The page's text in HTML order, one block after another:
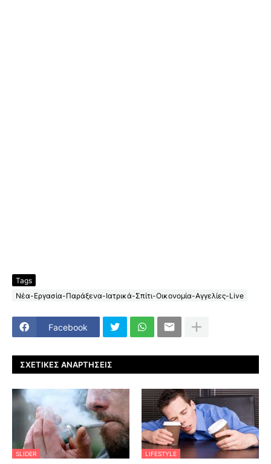
Tags
Νέα-Εργασία-Παράξενα-Ιατρικά-Σπίτι-Οικονομία-Αγγελίες-Live
Facebook
ΣΧΕΤΙΚΈΣ ΑΝΑΡΤΉΣΕΙΣ
SLIDER LIFESTYLE